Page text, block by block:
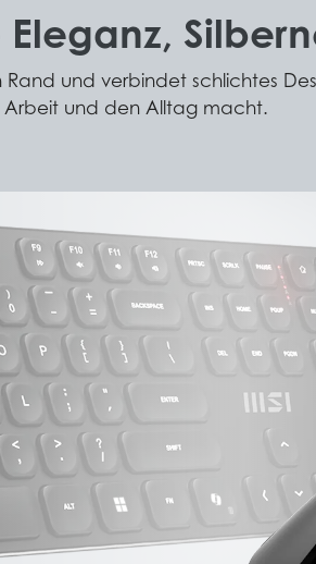
Eleganz,
Rand und verbindet schlichtes
Arbeit und den Alltag macht.